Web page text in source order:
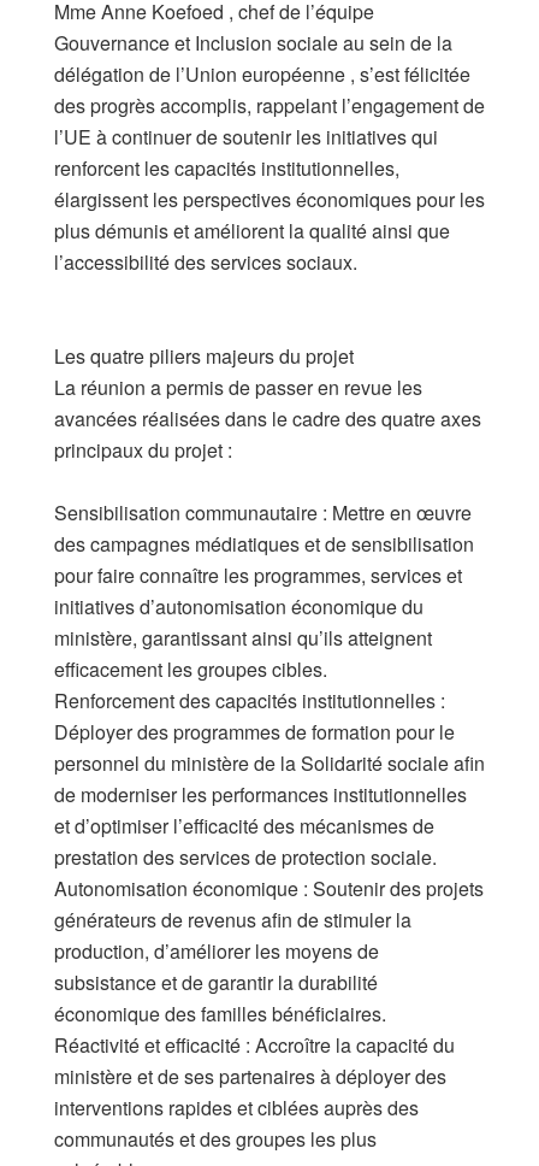
​Mme Anne Koefoed , chef de l’équipe
Gouvernance et Inclusion sociale au sein de la
délégation de l’Union européenne , s’est félicitée
des progrès accomplis, rappelant l’engagement de
l’UE à continuer de soutenir les initiatives qui
renforcent les capacités institutionnelles,
élargissent les perspectives économiques pour les
plus démunis et améliorent la qualité ainsi que
l’accessibilité des services sociaux.
​Les quatre piliers majeurs du projet
​La réunion a permis de passer en revue les
avancées réalisées dans le cadre des quatre axes
principaux du projet :
​Sensibilisation communautaire : Mettre en œuvre
des campagnes médiatiques et de sensibilisation
pour faire connaître les programmes, services et
initiatives d’autonomisation économique du
ministère, garantissant ainsi qu’ils atteignent
efficacement les groupes cibles.
​Renforcement des capacités institutionnelles :
Déployer des programmes de formation pour le
personnel du ministère de la Solidarité sociale afin
de moderniser les performances institutionnelles
et d’optimiser l’efficacité des mécanismes de
prestation des services de protection sociale.
​Autonomisation économique : Soutenir des projets
générateurs de revenus afin de stimuler la
production, d’améliorer les moyens de
subsistance et de garantir la durabilité
économique des familles bénéficiaires.
​Réactivité et efficacité : Accroître la capacité du
ministère et de ses partenaires à déployer des
interventions rapides et ciblées auprès des
communautés et des groupes les plus